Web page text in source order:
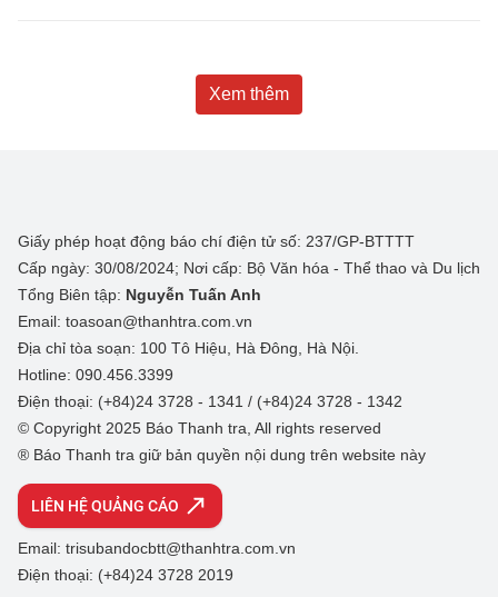
Xem thêm
Giấy phép hoạt động báo chí điện tử số: 237/GP-BTTTT
Cấp ngày: 30/08/2024; Nơi cấp: Bộ Văn hóa - Thể thao và Du lịch
Tổng Biên tập: Nguyễn Tuấn Anh
Email: toasoan@thanhtra.com.vn
Địa chỉ tòa soạn: 100 Tô Hiệu, Hà Đông, Hà Nội.
Hotline: 090.456.3399
Điện thoại: (+84)24 3728 - 1341 / (+84)24 3728 - 1342
© Copyright 2025 Báo Thanh tra, All rights reserved
® Báo Thanh tra giữ bản quyền nội dung trên website này
LIÊN HỆ QUẢNG CÁO
Email: trisubandocbtt@thanhtra.com.vn
Điện thoại: (+84)24 3728 2019